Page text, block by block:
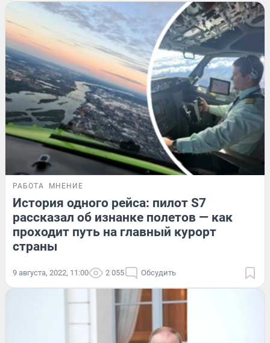
РАБОТА МНЕНИЕ
История одного рейса: пилот S7
рассказал об изнанке полетов — как
проходит путь на главный курорт
страны
9 августа, 2022, 11:00 2 055 Обсудить